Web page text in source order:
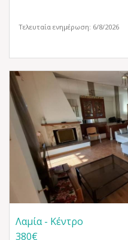
Τελευταία ενημέρωση: 6/8/2026
Λαμία - Κέντρο
380€